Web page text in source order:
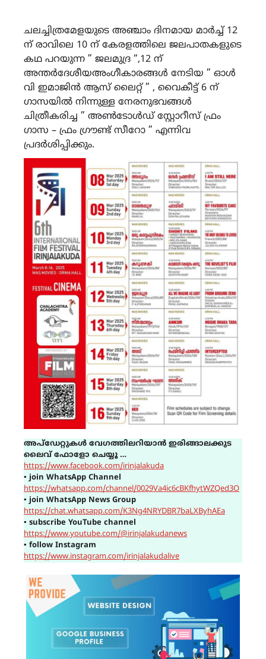
ചലച്ചിത്രമേളയുടെ അഞ്ചാം ദിനമായ മാർച്ച് 12
ന് രാവിലെ 10 ന് കേരളത്തിലെ ജലപാതകളുടെ
കഥ പറയുന്ന ” ജലമുദ്ര “,12 ന്
അന്തർദേശീയഅംഗീകാരങ്ങൾ നേടിയ ” ഓൾ
വി ഇമാജിൻ ആസ് ലൈറ്റ് ” , വൈകീട്ട് 6 ന്
ഗാസയിൽ നിന്നുള്ള നേരനുഭവങ്ങൾ
ചിത്രീകരിച്ച ” അൺടോൾഡ് സ്റ്റോറീസ് ഫ്രം
ഗാസ – ഫ്രം ഗ്രൗണ്ട് സീറോ ” എന്നിവ
പ്രദർശിപ്പിക്കും.
അപ്ഡേറ്റുകൾ വേഗത്തിലറിയാൻ ഇരിങ്ങാലക്കുട
ലൈവ് ഫോളോ ചെയ്യൂ …
https://www.facebook.com/irinjalakuda
▪join WhatsApp Channel
https://whatsapp.com/channel/0029Va4ic6cBKfhytWZQed3O
▪join WhatsApp News Group
https://chat.whatsapp.com/K3Ng4NRYDBR7baLXByhAEa
▪ subscribe YouTube channel
https://www.youtube.com/@irinjalakudanews
▪ follow Instagram
https://www.instagram.com/irinjalakudalive